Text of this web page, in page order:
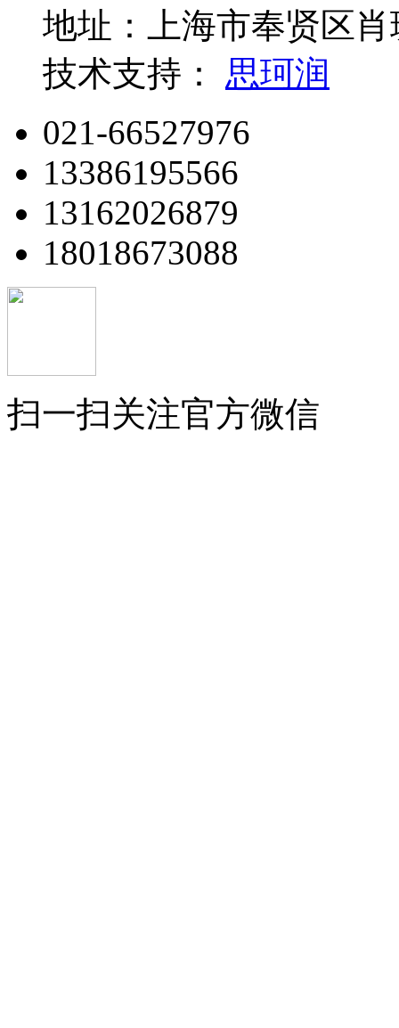
地址：上海市奉贤区肖
技术支持： 思珂润
021-66527976
13386195566
13162026879
18018673088
扫一扫关注官方微信